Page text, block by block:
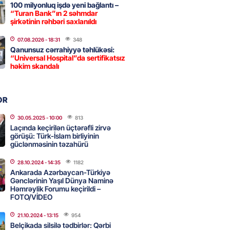
Müdafiə Sazişi”nin
- 16:30
oynamaq istəyir
qadın qətlə yetirildi – Şübhəli
oğludur
- 16:00 224
37,6 milyon, Rusiyada 16,7
Azərbaycanlıların yemək
100 milyonluq işdə yeni bağlantı –
“Turan Bank”ın 2 səhmdar
şirkətinin rəhbəri saxlanıldı
07.08.2026- 18:31 348
Qanunsuz cərrahiyyə təhlükəsi:
“Universal Hospital”da sertifikatsız
həkim skandalı
30.05.2025- 10:00 813
Laçında keçirilən üçtərəfli zirvə
görüşü: Türk-İslam birliyinin
güclənməsinin təzahürü
28.10.2024- 14:35 1182
Ankarada Azərbaycan-Türkiyə
Gənclərinin Yaşıl Dünya Naminə
Həmrəylik Forumu keçirildi –
FOTO/VİDEO
21.10.2024- 13:15 954
Belçikada silsilə tədbirlər: Qərbi